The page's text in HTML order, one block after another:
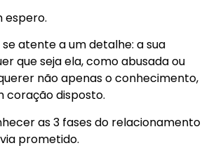
espero.
atente a um detalhe: a sua
que seja ela, como abusada ou
não apenas o conhecimento,
coração disposto.
as 3 fases do relacionamento
prometido.